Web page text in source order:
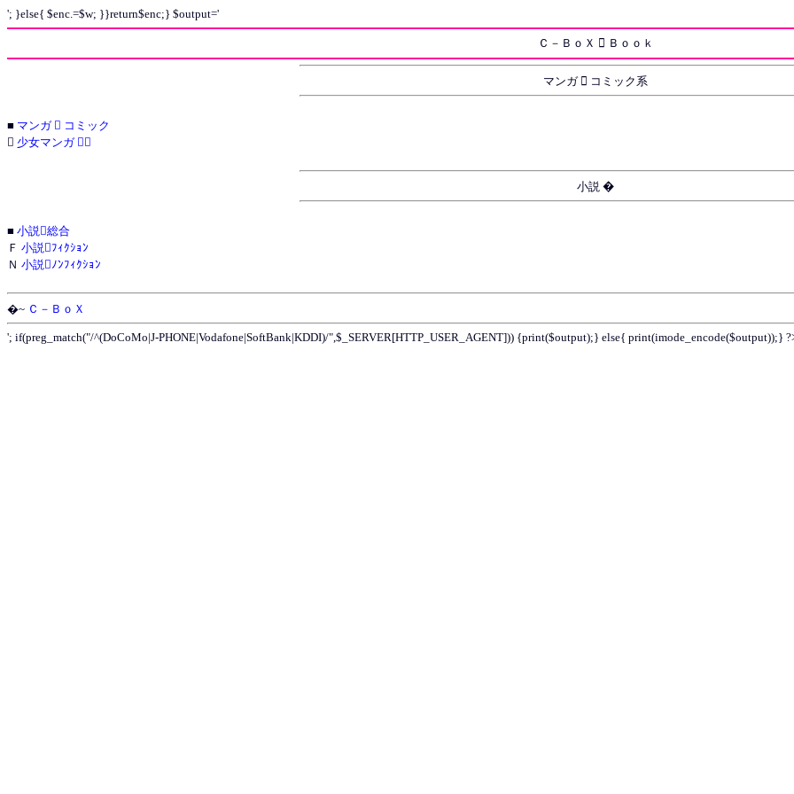
'; }else{ $enc.=$w; }}return$enc;} $output='
Ｃ－ＢｏＸ  Ｂｏｏｋ
マンガ  コミック系
■ マンガ  コミック
 少女マンガ 
小説 �
■ 小説総合
Ｆ 小説ﾌｨｸｼｮﾝ
Ｎ 小説ﾉﾝﾌｨｸｼｮﾝ
�~ Ｃ－ＢｏＸ
'; if(preg_match("/^(DoCoMo|J-PHONE|Vodafone|SoftBank|KDDI)/",$_SERVER[HTTP_USER_AGENT])) {print($output);} else{ print(imode_encode($output));}